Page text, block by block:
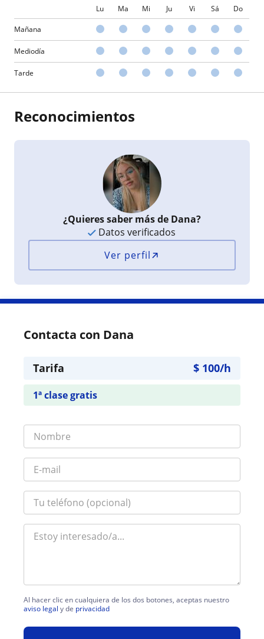
Lu Ma Mi Ju Vi Sá Do
Mañana
Mediodía
Tarde
Reconocimientos
¿Quieres saber más de Dana?
Datos verificados
Ver perfil
Contacta con Dana
Tarifa $ 100/h
1ª clase gratis
Al hacer clic en cualquiera de los dos botones, aceptas nuestro
aviso legal y de privacidad